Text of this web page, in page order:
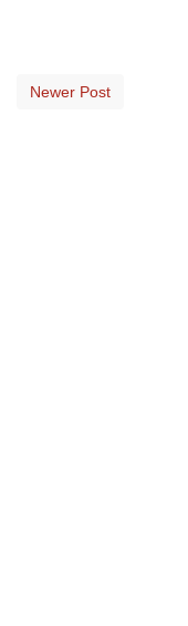
Newer Post